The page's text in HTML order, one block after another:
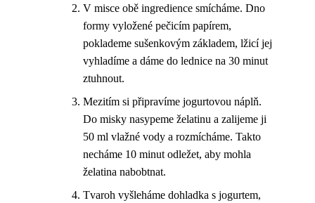
V misce obě ingredience smícháme. Dno
formy vyložené pečicím papírem,
poklademe sušenkovým základem, lžicí jej
vyhladíme a dáme do lednice na 30 minut
ztuhnout.
Mezitím si připravíme jogurtovou náplň.
Do misky nasypeme želatinu a zalijeme ji
50 ml vlažné vody a rozmícháme. Takto
necháme 10 minut odležet, aby mohla
želatina nabobtnat.
Tvaroh vyšleháme dohladka s jogurtem,